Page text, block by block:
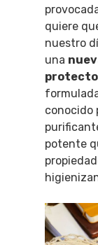
quiere
nuestro
una
conocido
potente